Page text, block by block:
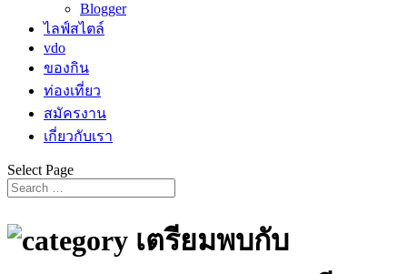
Blogger
ไลฟ์สไตล์
vdo
ของกิน
ท่องเที่ยว
สมัครงาน
เกี่ยวกับเรา
Select Page
เตรียมพบกับ